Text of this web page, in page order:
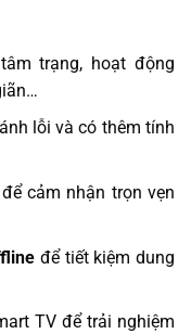
trạng, hoạt động
lỗi và có thêm tính
cảm nhận trọn vẹn
để tiết kiệm dung
TV để trải nghiệm